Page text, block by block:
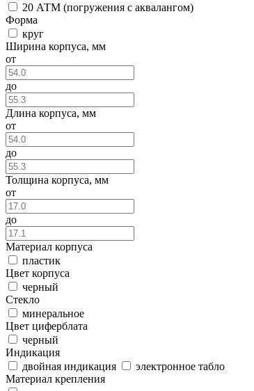
20 АТМ (погружения с аквалангом)
Форма
круг
Ширина корпуса, мм
от
до
Длина корпуса, мм
от
до
Толщина корпуса, мм
от
до
Материал корпуса
пластик
Цвет корпуса
черный
Стекло
минеральное
Цвет циферблата
черный
Индикация
двойная индикация
электронное табло
Материал крепления